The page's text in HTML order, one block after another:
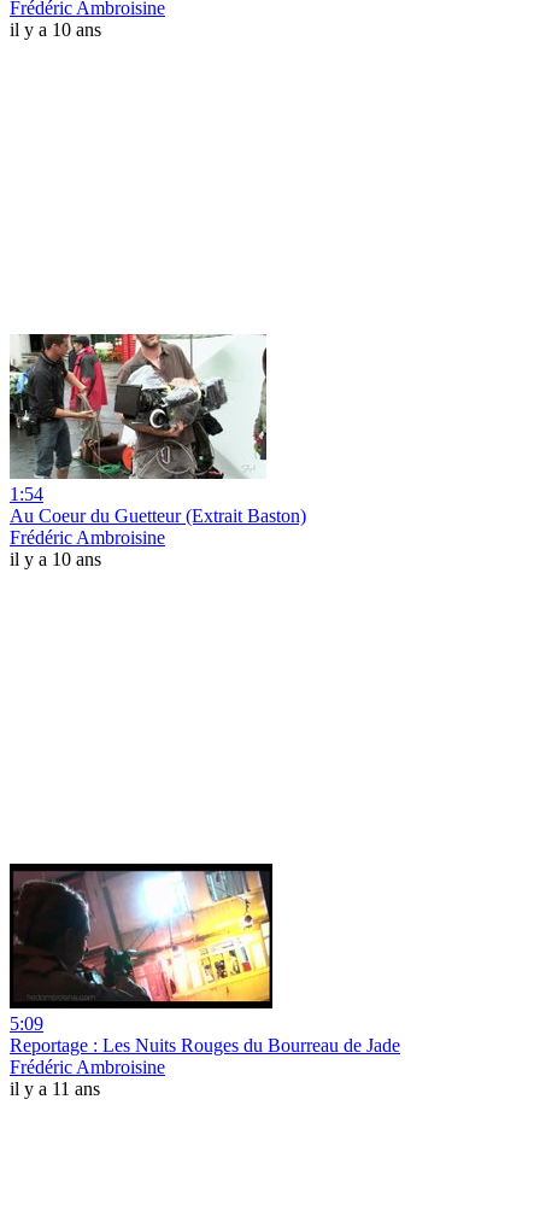
Frédéric Ambroisine
il y a 10 ans
1:54
Au Coeur du Guetteur (Extrait Baston)
Frédéric Ambroisine
il y a 10 ans
5:09
Reportage : Les Nuits Rouges du Bourreau de Jade
Frédéric Ambroisine
il y a 11 ans